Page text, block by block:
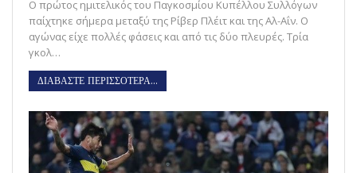
Ο πρώτος ημιτελικός του Παγκοσμίου Κυπέλλου Συλλόγων
παίχτηκε σήμερα μεταξύ της Ρίβερ Πλέιτ και της Αλ-Αΐν. Ο
αγώνας είχε πολλές φάσεις και από τις δύο πλευρές. Τρία
γκολ…
ΔΙΑΒΑΣΤΕ ΠΕΡΙΣΣΟΤΕΡΑ...